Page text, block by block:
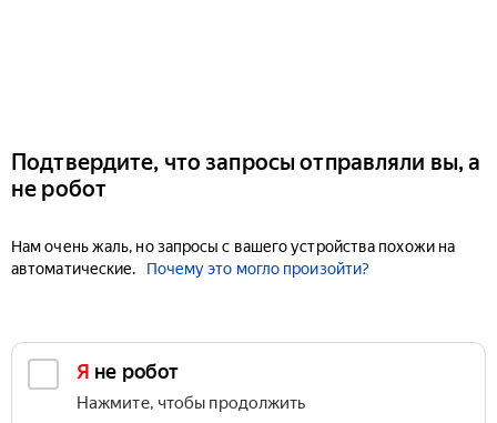
Подтвердите, что запросы отправляли вы, а
не робот
Нам очень жаль, но запросы с вашего устройства похожи на
автоматические.
Почему это могло произойти?
Я не робот
Нажмите, чтобы продолжить